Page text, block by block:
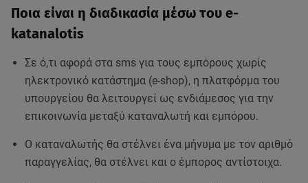
Ποια είναι η διαδικασία μέσω του e-
katanalotis
Σε ό,τι αφορά στα sms για τους εμπόρους χωρίς
ηλεκτρονικό κατάστημα (e-shop), η πλατφόρμα του
υπουργείου θα λειτουργεί ως ενδιάμεσος για την
επικοινωνία μεταξύ καταναλωτή και εμπόρου.
Ο καταναλωτής θα στέλνει ένα μήνυμα με τον αριθμό
παραγγελίας, θα στέλνει και ο έμπορος αντίστοιχα.